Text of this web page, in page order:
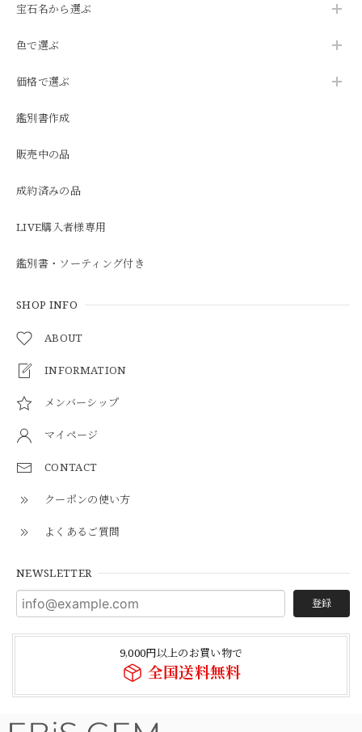
宝石名から選ぶ
色で選ぶ
価格で選ぶ
鑑別書作成
販売中の品
成約済みの品
LIVE購入者様専用
鑑別書・ソーティング付き
SHOP INFO
ABOUT
INFORMATION
メンバーシップ
マイページ
CONTACT
クーポンの使い方
よくあるご質問
NEWSLETTER
登録
9,000円以上のお買い物で
全国送料無料